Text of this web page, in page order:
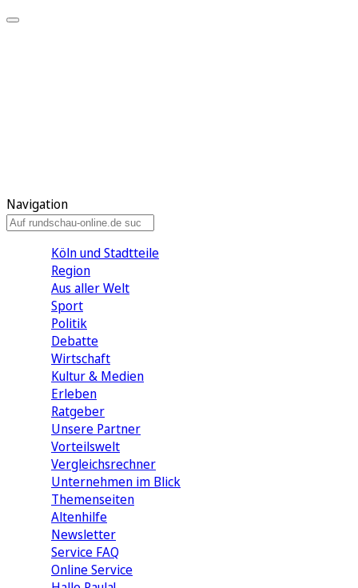
Navigation
Köln und Stadtteile
Region
Aus aller Welt
Sport
Politik
Debatte
Wirtschaft
Kultur & Medien
Erleben
Ratgeber
Unsere Partner
Vorteilswelt
Vergleichsrechner
Unternehmen im Blick
Themenseiten
Altenhilfe
Newsletter
Service FAQ
Online Service